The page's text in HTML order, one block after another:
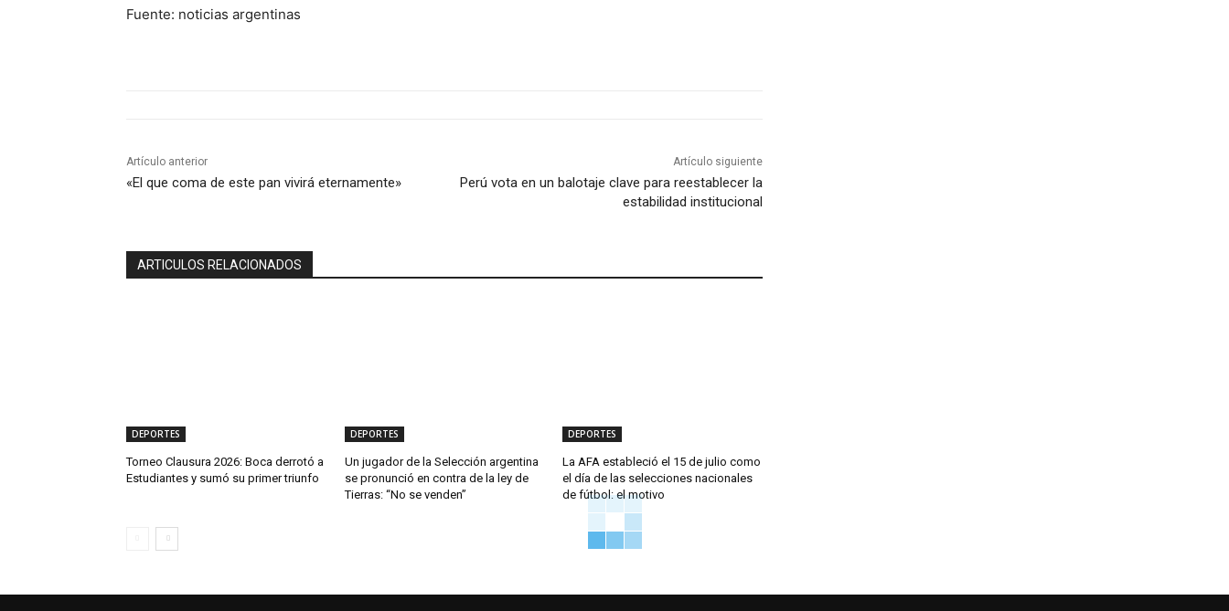
Fuente: noticias argentinas
Artículo anterior
«El que coma de este pan vivirá eternamente»
Artículo siguiente
Perú vota en un balotaje clave para reestablecer la
estabilidad institucional
ARTICULOS RELACIONADOS
DEPORTES
Torneo Clausura 2026: Boca derrotó a
Estudiantes y sumó su primer triunfo
DEPORTES
Un jugador de la Selección argentina
se pronunció en contra de la ley de
Tierras: “No se venden”
DEPORTES
La AFA estableció el 15 de julio como
el día de las selecciones nacionales
de fútbol: el motivo